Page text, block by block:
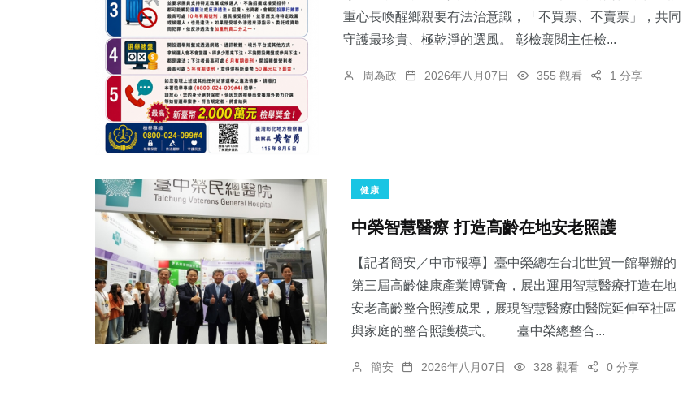
重心長喚醒鄉親要有法治意識，「不買票、不賣票」，共同
守護最珍貴、極乾淨的選風。 彰檢襄閱主任檢...
周為政 2026年八月07日 355 觀看 1 分享
健康
中榮智慧醫療 打造高齡在地安老照護
【記者簡安／中市報導】臺中榮總在台北世貿一館舉辦的
第三屆高齡健康產業博覽會，展出運用智慧醫療打造在地
安老高齡整合照護成果，展現智慧醫療由醫院延伸至社區
與家庭的整合照護模式。 臺中榮總整合...
簡安 2026年八月07日 328 觀看 0 分享